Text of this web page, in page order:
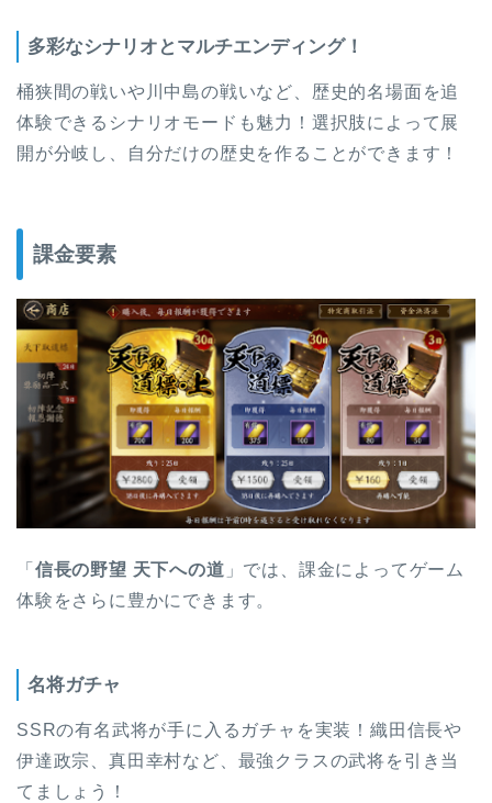
多彩なシナリオとマルチエンディング！
桶狭間の戦いや川中島の戦いなど、歴史的名場面を追
体験できるシナリオモードも魅力！選択肢によって展
開が分岐し、自分だけの歴史を作ることができます！
課金要素
「 信長の野望 天下への道 」では、課金によってゲーム
体験をさらに豊かにできます。
名将ガチャ
SSRの有名武将が手に入るガチャを実装！織田信長や
伊達政宗、真田幸村など、最強クラスの武将を引き当
てましょう！